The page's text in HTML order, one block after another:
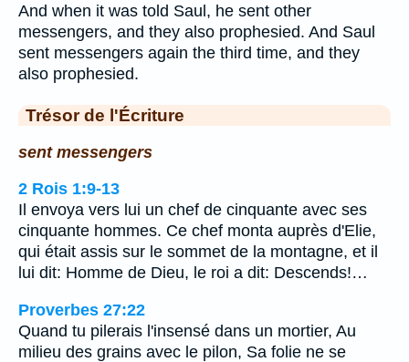
And when it was told Saul, he sent other
messengers, and they also prophesied. And Saul
sent messengers again the third time, and they
also prophesied.
Trésor de l'Écriture
sent messengers
2 Rois 1:9-13
Il envoya vers lui un chef de cinquante avec ses
cinquante hommes. Ce chef monta auprès d'Elie,
qui était assis sur le sommet de la montagne, et il
lui dit: Homme de Dieu, le roi a dit: Descends!…
Proverbes 27:22
Quand tu pilerais l'insensé dans un mortier, Au
milieu des grains avec le pilon, Sa folie ne se